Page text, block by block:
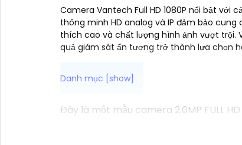
Camera Vantech Full HD 1080P nổi bật với
thông minh HD analog và IP đảm bảo
thích cao và chất lượng hình ảnh vượt trội.
quả giám sát ấn tượng trở thành lựa chọn
Đây là một mẫu camera 2.0MP FULL